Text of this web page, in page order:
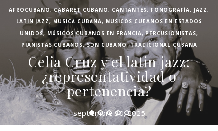
AFROCUBANO,CABARET CUBANO, CANTANTES, FONOGRAFÍA, JAZZ,
LATIN JAZZ, MUSICA CUBANA, MÚSICOS CUBANOS EN ESTADOS
UNIDOS, MÚSICOS CUBANOS EN FRANCIA,PERCUSIONISTAS,
PIANISTAS CUBANOS,SON CUBANO,TRADICIONAL CUBANA
Celia Cruz y el latin jazz:
¿representatividad o
pertenencia?
septiembre 30, 2025